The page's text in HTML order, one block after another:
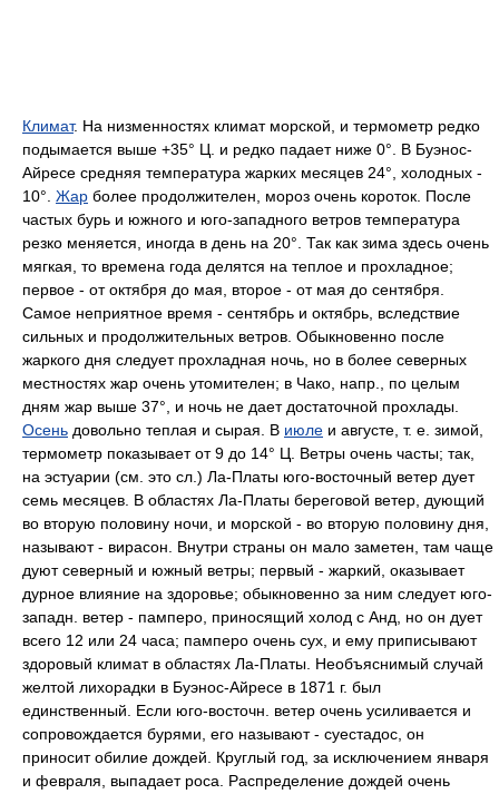
Климат. На низменностях климат морской, и термометр редко
подымается выше +35° Ц. и редко падает ниже 0°. В Буэнос-
Айресе средняя температура жарких месяцев 24°, холодных -
10°. Жар более продолжителен, мороз очень короток. После
частых бурь и южного и юго-западного ветров температура
резко меняется, иногда в день на 20°. Так как зима здесь очень
мягкая, то времена года делятся на теплое и прохладное;
первое - от октября до мая, второе - от мая до сентября.
Самое неприятное время - сентябрь и октябрь, вследствие
сильных и продолжительных ветров. Обыкновенно после
жаркого дня следует прохладная ночь, но в более северных
местностях жар очень утомителен; в Чако, напр., по целым
дням жар выше 37°, и ночь не дает достаточной прохлады.
Осень довольно теплая и сырая. В июле и августе, т. е. зимой,
термометр показывает от 9 до 14° Ц. Ветры очень часты; так,
на эстуарии (см. это сл.) Ла-Платы юго-восточный ветер дует
семь месяцев. В областях Ла-Платы береговой ветер, дующий
во вторую половину ночи, и морской - во вторую половину дня,
называют - вирасон.
Внутри страны он мало заметен, там чаще
дуют северный и южный ветры; первый - жаркий, оказывает
дурное влияние на здоровье; обыкновенно за ним следует юго-
западн. ветер - памперо, приносящий холод с Анд, но он дует
всего 12 или 24 часа; памперо очень сух, и ему приписывают
здоровый климат в областях Ла-Платы. Необъяснимый случай
желтой лихорадки в Буэнос-Айресе в 1871 г. был
единственный. Если юго-восточн. ветер очень усиливается и
сопровождается бурями, его называют - суестадос , он
приносит обилие дождей. Круглый год, за исключением января
и февраля, выпадает роса. Распределение дождей очень